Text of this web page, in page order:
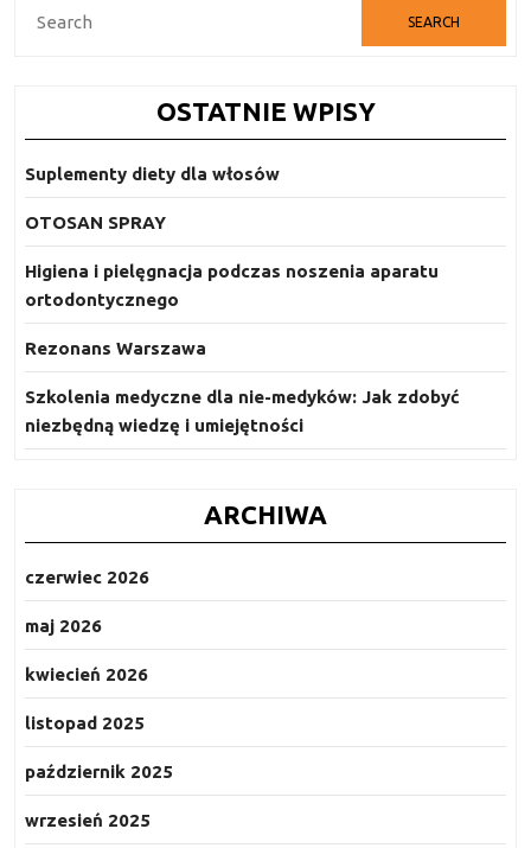
Search
OSTATNIE WPISY
Suplementy diety dla włosów
OTOSAN SPRAY
Higiena i pielęgnacja podczas noszenia aparatu
ortodontycznego
Rezonans Warszawa
Szkolenia medyczne dla nie-medyków: Jak zdobyć
niezbędną wiedzę i umiejętności
ARCHIWA
czerwiec 2026
maj 2026
kwiecień 2026
listopad 2025
październik 2025
wrzesień 2025